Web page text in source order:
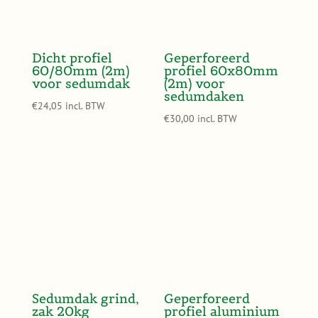
Dicht profiel
60/80mm (2m)
voor sedumdak
€24,05 incl. BTW
Geperforeerd
profiel 60x80mm
(2m) voor
sedumdaken
€30,00 incl. BTW
Sedumdak grind,
zak 20kg
Geperforeerd
profiel aluminium